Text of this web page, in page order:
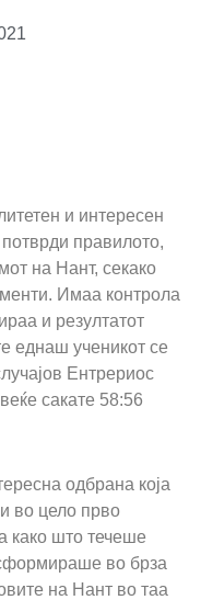
и интересен
потврди правилото,
на Нант, секако
Имаа контрола
и резултатот
еднаш ученикот се
Ентрериос
сакате 58:56
одбрана која
во цело прво
како што течеше
во брза
на Нант во таа